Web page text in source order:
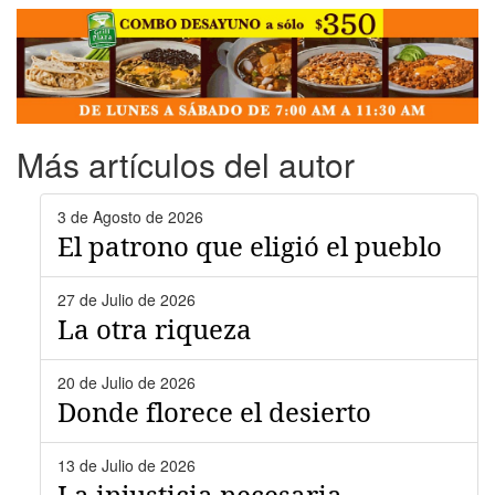
Más artículos del autor
3 de Agosto de 2026
El patrono que eligió el pueblo
27 de Julio de 2026
La otra riqueza
20 de Julio de 2026
Donde florece el desierto
13 de Julio de 2026